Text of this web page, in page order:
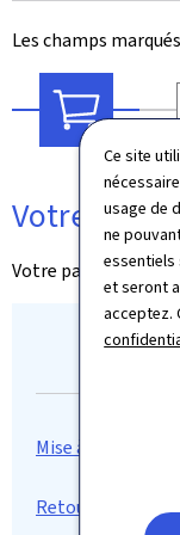
Ce site
usage de
ne
et seront
acceptez.
Les champs
Votre panier
Votre
Votre panier est vide